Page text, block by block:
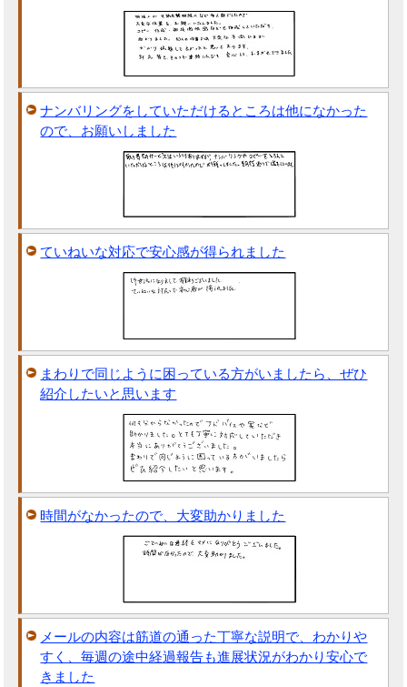
ナンバリングをしていただけるところは他になかった
ので、お願いしました
ていねいな対応で安心感が得られました
まわりで同じように困っている方がいましたら、ぜひ
紹介したいと思います
時間がなかったので、大変助かりました
メールの内容は筋道の通った丁寧な説明で、わかりや
すく、毎週の途中経過報告も進展状況がわかり安心で
きました